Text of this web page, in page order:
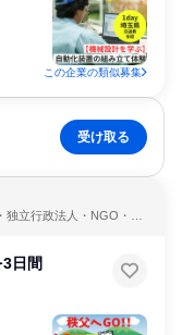
この企業の類似募集
受け取る
立行政法人・NGO・N
日間